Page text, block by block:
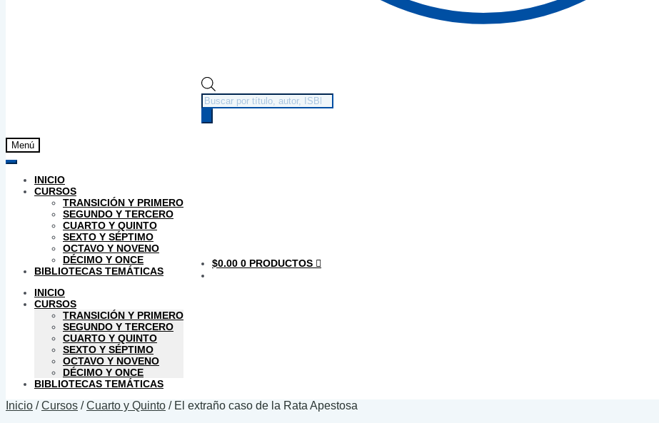
Búsqueda
de
productos
Menú
INICIO
CURSOS
TRANSICIÓN Y PRIMERO
SEGUNDO Y TERCERO
CUARTO Y QUINTO
SEXTO Y SÉPTIMO
OCTAVO Y NOVENO
DÉCIMO Y ONCE
BIBLIOTECAS TEMÁTICAS
INICIO
CURSOS
TRANSICIÓN Y PRIMERO
SEGUNDO Y TERCERO
CUARTO Y QUINTO
SEXTO Y SÉPTIMO
OCTAVO Y NOVENO
DÉCIMO Y ONCE
BIBLIOTECAS TEMÁTICAS
$0.00 0 PRODUCTOS
Inicio /Cursos /Cuarto y Quinto / El extraño caso de la Rata Apestosa